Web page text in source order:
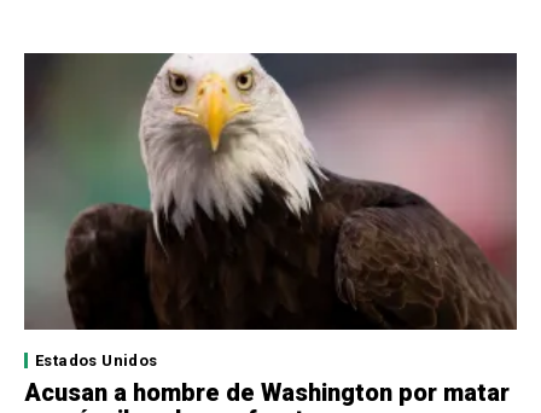
Estados Unidos
Acusan a hombre de Washington por matar